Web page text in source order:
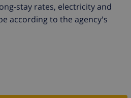
stay rates, electricity and
according to the agency's